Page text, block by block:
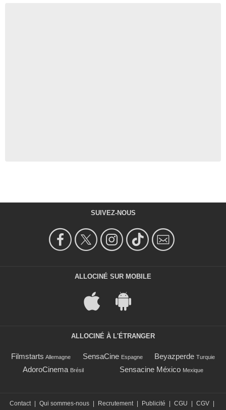
SUIVEZ-NOUS
ALLOCINÉ SUR MOBILE
ALLOCINÉ À L'ÉTRANGER
Filmstarts Allemagne SensaCine Espagne Beyazperde Turquie
AdoroCinema Brésil Sensacine México Mexique
Contact | Qui sommes-nous | Recrutement | Publicité | CGU | CGV |